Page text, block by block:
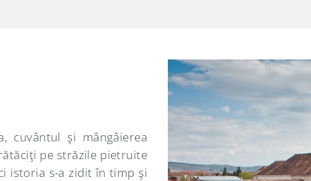
cuvântul şi mângâierea
pe străzile pietruite
istoria s-a zidit în timp şi